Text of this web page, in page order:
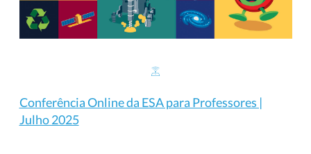
Conferência Online da ESA para Professores |
Julho 2025